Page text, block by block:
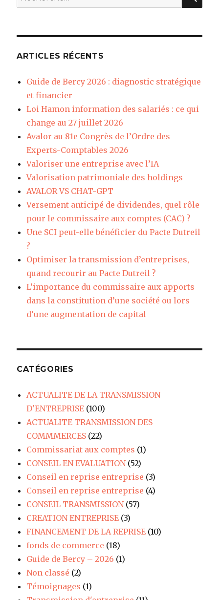
pour
ARTICLES RÉCENTS
Guide de Bercy 2026 : diagnostic stratégique
et financier
Loi Hamon information des salariés : ce qui
change au 27 juillet 2026
Avalor au 81e Congrès de l’Ordre des
Experts-Comptables 2026
Valoriser une entreprise avec l’IA
Valorisation patrimoniale des holdings
AVALOR VS CHAT-GPT
Versement anticipé de dividendes, quel rôle
pour le commissaire aux comptes (CAC) ?
Une SCI peut-elle bénéficier du Pacte Dutreil
?
Optimiser la transmission d’entreprises,
quand recourir au Pacte Dutreil ?
L’importance du commissaire aux apports
dans la constitution d’une société ou lors
d’une augmentation de capital
CATÉGORIES
ACTUALITE DE LA TRANSMISSION
D'ENTREPRISE (100)
ACTUALITE TRANSMISSION DES
COMMMERCES (22)
Commissariat aux comptes (1)
CONSEIL EN EVALUATION(52)
Conseil en reprise entreprise (3)
Conseil en reprise entreprise (4)
CONSEIL TRANSMISSION(57)
CREATION ENTREPRISE (3)
FINANCEMENT DE LA REPRISE (10)
fonds de commerce (18)
Guide de Bercy – 2026 (1)
Non classé (2)
Témoignages (1)